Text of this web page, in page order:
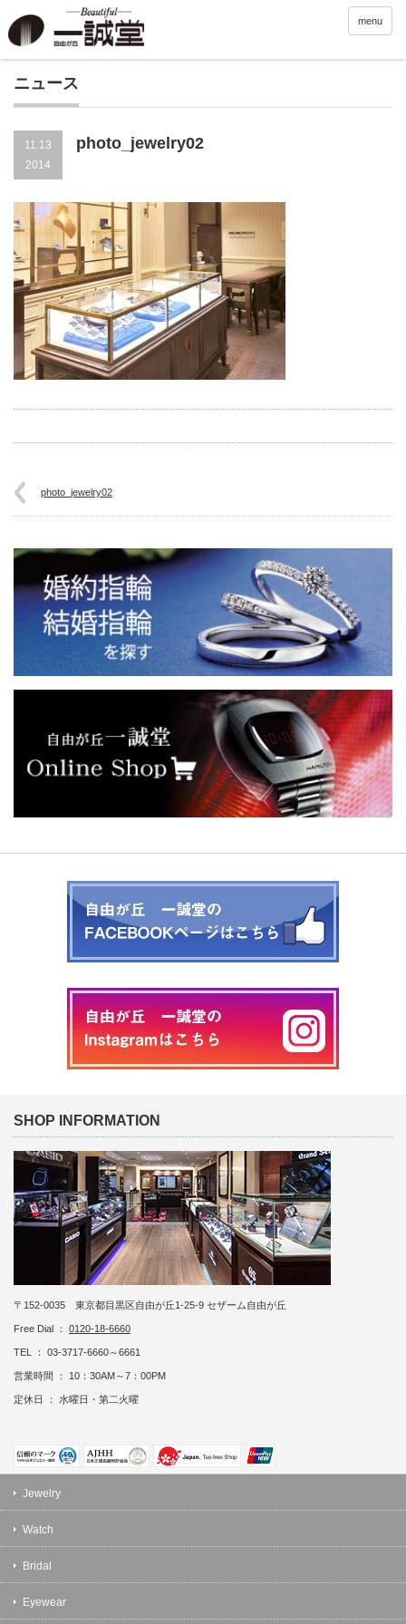
menu
ニュース
11.13
2014
photo_jewelry02
photo_jewelry02
SHOP INFORMATION
〒152-0035 東京都目黒区自由が丘1-25-9 セザーム自由が丘
Free Dial ： 0120-18-6660
TEL ： 03-3717-6660～6661
営業時間 ： 10：30AM～7：00PM
定休日 ： 水曜日・第二火曜
Jewelry
Watch
Bridal
Eyewear